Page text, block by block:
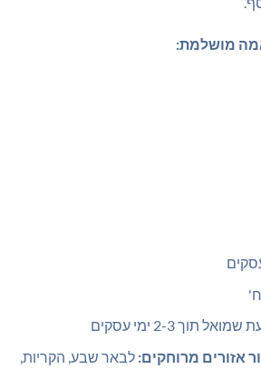
מושלמת:
תוך 2-3 ימי עסקים
אזורים מרוחקים: לבאר שבע, הקריות,